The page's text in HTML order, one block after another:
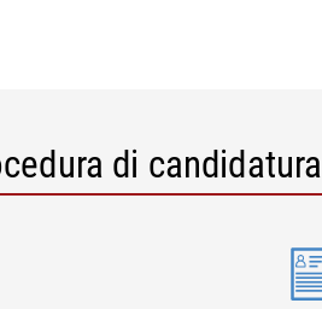
di candidatura